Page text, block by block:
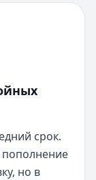
срок.
но в